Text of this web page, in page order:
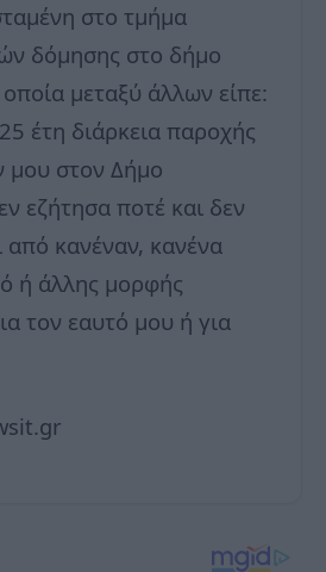
στο τμήμα
δόμησης στο δήμο
μεταξύ άλλων είπε:
έτη διάρκεια παροχής
μου στον Δήμο
εζήτησα ποτέ και δεν
από κανέναν, κανένα
ή άλλης μορφής
τον εαυτό μου ή για